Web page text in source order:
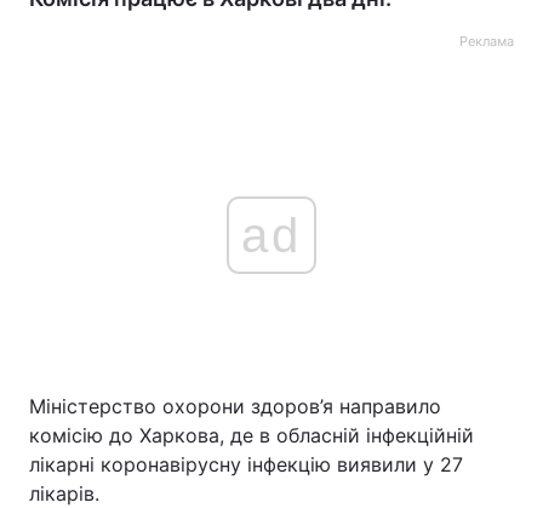
Головна
Реклама
ad
Міністерство охорони здоров’я направило
комісію до Харкова, де в обласній інфекційній
лікарні коронавірусну інфекцію виявили у 27
лікарів.